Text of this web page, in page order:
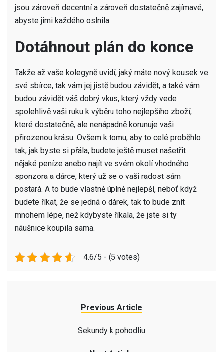
jsou zároveň decentní a zároveň dostatečně zajímavé,
abyste jimi každého oslnila.
Dotáhnout plán do konce
Takže až vaše kolegyně uvidí, jaký máte nový kousek ve
své sbírce, tak vám jej jistě budou závidět, a také vám
budou závidět váš dobrý vkus, který vždy vede
spolehlivě vaši ruku k výběru toho nejlepšího zboží,
které dostatečně, ale nenápadně korunuje vaši
přirozenou krásu. Ovšem k tomu, aby to celé proběhlo
tak, jak byste si přála, budete ještě muset našetřit
nějaké peníze anebo najít ve svém okolí vhodného
sponzora a dárce, který už se o vaši radost sám
postará. A to bude vlastně úplně nejlepší, neboť když
budete říkat, že se jedná o dárek, tak to bude znít
mnohem lépe, než kdybyste říkala, že jste si ty
náušnice koupila sama.
4.6/5 - (5 votes)
Previous Article
Sekundy k pohodliu